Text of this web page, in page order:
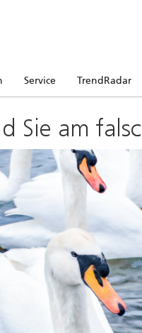
Service TrendRadar
Sie am